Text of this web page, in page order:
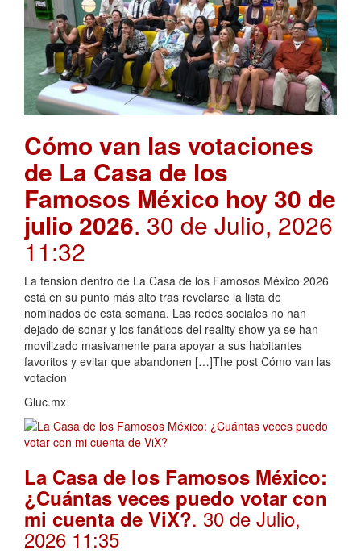
Cómo van las votaciones
de La Casa de los
Famosos México hoy 30 de
julio 2026. 30 de Julio, 2026
11:32
La tensión dentro de La Casa de los Famosos México 2026
está en su punto más alto tras revelarse la lista de
nominados de esta semana. Las redes sociales no han
dejado de sonar y los fanáticos del reality show ya se han
movilizado masivamente para apoyar a sus habitantes
favoritos y evitar que abandonen […]The post Cómo van las
votacion
Gluc.mx
La Casa de los Famosos México:
¿Cuántas veces puedo votar con
mi cuenta de ViX?. 30 de Julio,
2026 11:35